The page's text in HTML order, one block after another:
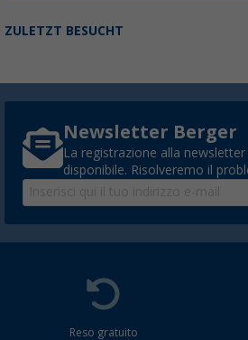
ZULETZT BESUCHT
Newsletter Berger
La registrazione alla
disponibile. Risolveremo il
Reso gratuito